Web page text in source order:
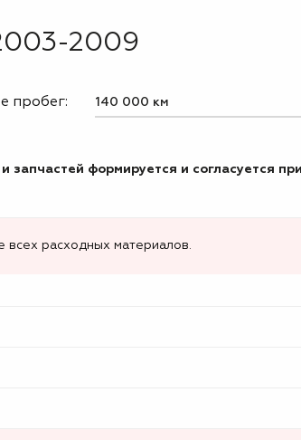
2009
пробег:
формируется и согласуется
всех расходных материалов.